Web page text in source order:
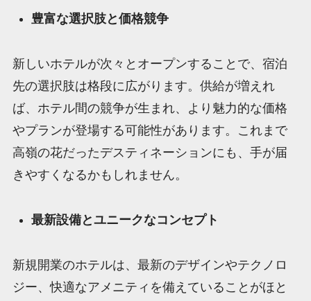
豊富な選択肢と価格競争
新しいホテルが次々とオープンすることで、宿泊
先の選択肢は格段に広がります。供給が増えれ
ば、ホテル間の競争が生まれ、より魅力的な価格
やプランが登場する可能性があります。これまで
高嶺の花だったデスティネーションにも、手が届
きやすくなるかもしれません。
最新設備とユニークなコンセプト
新規開業のホテルは、最新のデザインやテクノロ
ジー、快適なアメニティを備えていることがほと